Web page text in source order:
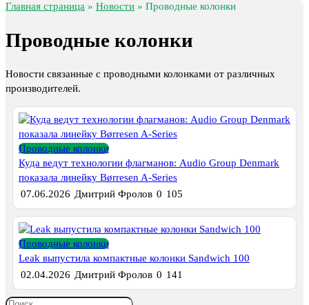
Главная страница » Новости » Проводные колонки
Проводные колонки
Новости связанные с проводными колонками от различных
производителей.
Проводные колонки
Куда ведут технологии флагманов: Audio Group Denmark
показала линейку Børresen A-Series
07.06.2026 Дмитрий Фролов 0 105
Проводные колонки
Leak выпустила компактные колонки Sandwich 100
02.04.2026 Дмитрий Фролов 0 141